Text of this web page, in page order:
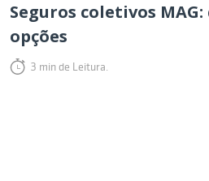
Seguros coletivos MAG:
opções
3 min de Leitura.